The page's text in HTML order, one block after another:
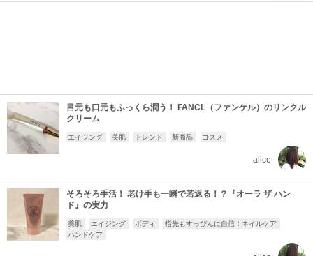
目元も口元もふっくら潤う！ FANCL（ファンケル）のリンクル
クリーム
エイジング 美肌 トレンド 新商品 コスメ
alice
そろそろ手活！ 老け手も一瞬で若返る！？『オーラ ザ ハン
ド』の実力
美肌 エイジング ボディ
指先もすっぴんに自信！ネイルケア
ハンドケア